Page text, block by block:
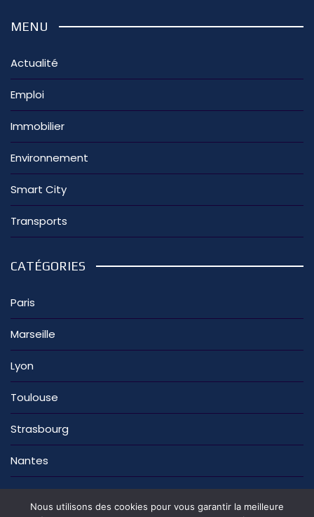
MENU
Actualité
Emploi
Immobilier
Environnement
Smart City
Transports
CATÉGORIES
Paris
Marseille
Lyon
Toulouse
Strasbourg
Nantes
Nous utilisons des cookies pour vous garantir la meilleure